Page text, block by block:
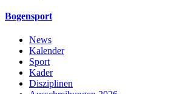
Bogensport
News
Kalender
Sport
Kader
Disziplinen